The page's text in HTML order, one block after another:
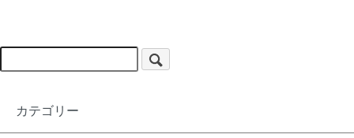
カテゴリー